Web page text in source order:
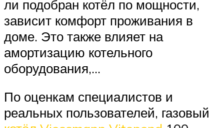
ли подобран котёл по мощности,
зависит комфорт проживания в
доме. Это также влияет на
амортизацию котельного
оборудования,…
По оценкам специалистов и
реальных пользователей, газовый